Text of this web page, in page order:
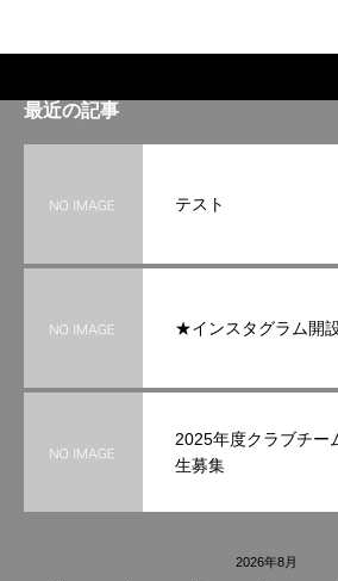
最近の記事
テスト
★インスタグラム開
2025年度クラブチー
生募集
2026年8月